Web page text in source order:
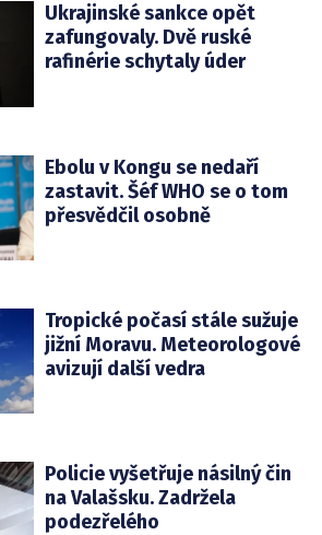
Ukrajinské sankce opět
zafungovaly. Dvě ruské
rafinérie schytaly úder
Ebolu v Kongu se nedaří
zastavit. Šéf WHO se o tom
přesvědčil osobně
Tropické počasí stále sužuje
jižní Moravu. Meteorologové
avizují další vedra
Policie vyšetřuje násilný čin
na Valašsku. Zadržela
podezřelého